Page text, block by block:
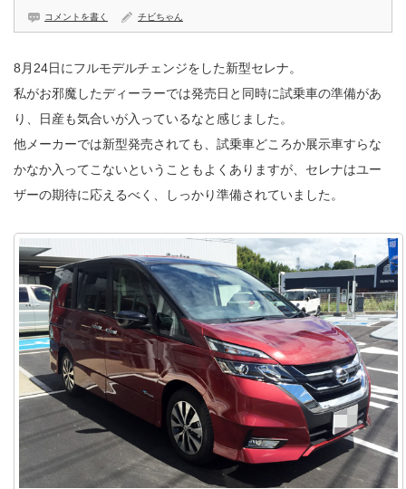
コメントを書く チビちゃん
8月24日にフルモデルチェンジをした新型セレナ。
私がお邪魔したディーラーでは発売日と同時に試乗車の準備があ
り、日産も気合いが入っているなと感じました。
他メーカーでは新型発売されても、試乗車どころか展示車すらな
かなか入ってこないということもよくありますが、セレナはユー
ザーの期待に応えるべく、しっかり準備されていました。